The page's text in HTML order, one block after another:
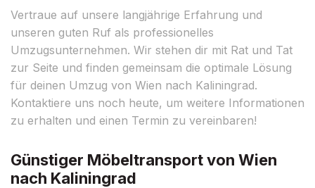
Vertraue auf unsere langjährige Erfahrung und
unseren guten Ruf als professionelles
Umzugsunternehmen. Wir stehen dir mit Rat und Tat
zur Seite und finden gemeinsam die optimale Lösung
für deinen Umzug von Wien nach Kaliningrad.
Kontaktiere uns noch heute, um weitere Informationen
zu erhalten und einen Termin zu vereinbaren!
Günstiger Möbeltransport von Wien
nach Kaliningrad